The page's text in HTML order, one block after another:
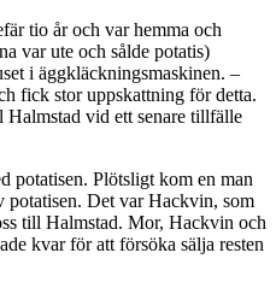
tio år och var hemma och
var ute och sålde potatis)
i äggkläckningsmaskinen. –
fick stor uppskattning för detta.
vid ett senare tillfälle
potatisen. Plötsligt kom en man
Det var Hackvin, som
till Halmstad. Mor, Hackvin och
kvar för att försöka sälja resten